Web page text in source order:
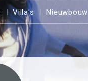
Villa's Nieuwbouw